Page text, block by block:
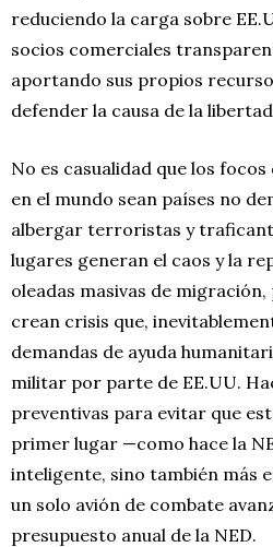
reduciendo la carga sobre
socios comerciales
aportando sus propios
defender la causa de la
No es casualidad que los
en el mundo sean países no
albergar terroristas y
lugares generan el caos y la
oleadas masivas de
crean crisis que,
demandas de ayuda
militar por parte de EE.UU.
preventivas para evitar que
primer lugar —como hace la
inteligente, sino también más
un solo avión de combate
presupuesto anual de la NED.